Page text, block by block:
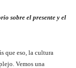
sobre el presente y el
que eso, la cultura
Vemos una